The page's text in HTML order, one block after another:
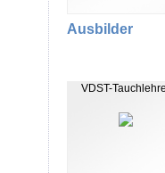
Ausbilder
VDST-